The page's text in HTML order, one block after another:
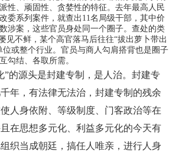
性、顽固性、贪婪性的特征。去年最高人民
委系列案件，就查出11名局级干部，其中价
涉案，这些官员身处同一个圈子。查处的类
见不鲜，某个高官落马后往往“拔出萝卜带出
位或整个行业。官员与商人勾肩搭背也是圈子
勾结、各取所需。
源头是封建专制，是人治。封建专
年，有法律无法治，封建专制的残余
人身依附、等级制度、门客政治等在
在思想多元化、利益多元化的今天有
织当成朝廷，搞任人唯亲，进行人身